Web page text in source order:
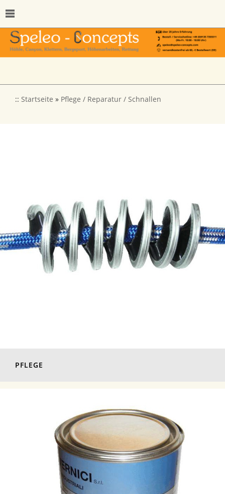
:: Startseite » Pflege / Reparatur / Schnallen
PFLEGE